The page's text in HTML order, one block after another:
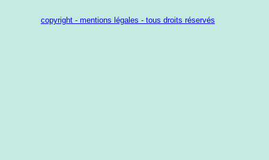
copyright - mentions légales - tous droits réservés